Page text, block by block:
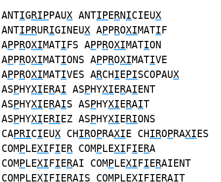
ANTIGRIPPAUX ANTIPERNICIEUX
ANTIPRURIGINEUX APPROXIMATIF
APPROXIMATIFS APPROXIMATION
APPROXIMATIONS APPROXIMATIVE
APPROXIMATIVES ARCHIEPISCOPAUX
ASPHYXIERAI ASPHYXIERAIENT
ASPHYXIERAIS ASPHYXIERAIT
ASPHYXIERIEZ ASPHYXIERIONS
CAPRICIEUX CHIROPRAXIE CHIROPRAXIES
COMPLEXIFIER COMPLEXIFIERA
COMPLEXIFIERAI COMPLEXIFIERAIENT
COMPLEXIFIERAIS COMPLEXIFIERAIT